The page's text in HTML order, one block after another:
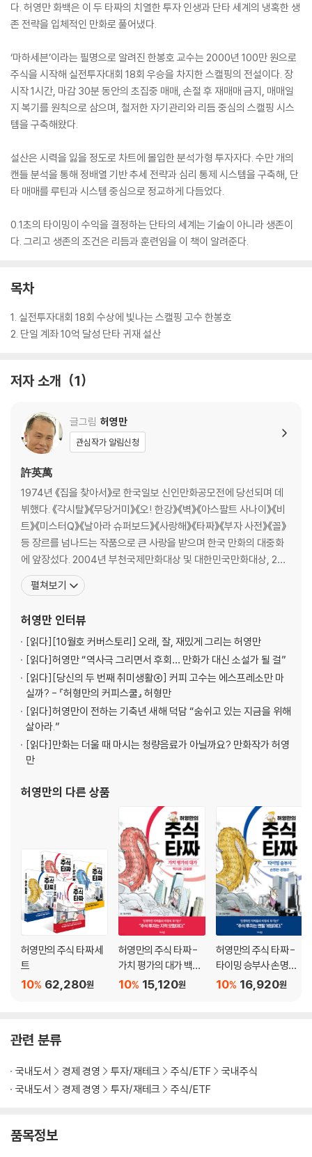
다. 허영만 화백은 이 두 타짜의 치열한 투자 인생과 단타 세계의 냉혹한 생
존 전략을 입체적인 만화로 풀어냈다.
‘마하세븐’이라는 필명으로 알려진 한봉호 교수는 2000년 100만 원으로
주식을 시작해 실전투자대회 18회 우승을 차지한 스캘핑의 전설이다. 장
시작 1시간, 마감 30분 동안의 초집중 매매, 손절 후 재매매 금지, 매매일
지 복기를 원칙으로 삼으며, 철저한 자기관리와 리듬 중심의 스캘핑 시스
템을 구축해왔다.
설산은 시력을 잃을 정도로 차트에 몰입한 분석가형 투자자다. 수만 개의
캔들 분석을 통해 정배열 기반 추세 전략과 심리 통제 시스템을 구축해, 단
타 매매를 루틴과 시스템 중심으로 정교하게 다듬었다.
0.1초의 타이밍이 수익을 결정하는 단타의 세계는 기술이 아니라 생존이
다. 그리고 생존의 조건은 리듬과 훈련임을 이 책이 알려준다.
목차
1. 실전투자대회 18회 수상에 빛나는 스캘핑 고수 한봉호
2. 단일 계좌 10억 달성 단타 귀재 설산
저자 소개 1
글그림 허영만
관심작가 알림신청
許英萬
1974년 《집을 찾아서》로 한국일보 신인만화공모전에 당선되며 데
뷔했다. 《각시탈》《무당거미》《오! 한강》《벽》《아스팔트 사나이》《비
트》《미스터Q》《날아라 슈퍼보드》《사랑해》《타짜》《부자 사전》《꼴》
등 장르를 넘나드는 작품으로 큰 사랑을 받으며 한국 만화의 대중화
에 앞장섰다. 2004년 부천국제만화대상 및 대한민국만화대상, 200
7년 제7회 고바우만화가상, 2008년 대한민국 국회대상을 수상하였
으며, 2010년 데뷔 이래 한국 만화계에 기여한 업적을 인정받아 만화
2003년 《식객 1: 맛의 시작》 출간
펼쳐보기
허영만 인터뷰
[읽다][10월호 커버스토리] 오래, 잘, 재밌게 그리는 허영만
[읽다]허영만 “역사극 그리면서 후회… 만화가 대신 소설가 될 걸”
[읽다][당신의 두 번째 취미생활④] 커피 고수는 에스프레소만 마
실까? - 『허형만의 커피스쿨』 허형만
[읽다]허영만이 전하는 기축년 새해 덕담 “숨쉬고 있는 지금을 위해
살아라.”
[읽다]만화는 더울 때 마시는 청량음료가 아닐까요? 만화작가 허영
만
허영만의 다른 상품
허영만의 주식 타짜 세
트
62,280원
10%
허영만의 주식 타짜 -
가치 평가의 대가 백지
윤·김철광15,120원
10%
허영만의 주식 타짜 -
타이밍 승부사 손명완·
성필규16,920원
10%
관련 분류
국내도서 경제 경영 투자/재테크 주식/ETF
국내주식
국내도서
경제 경영 투자/재테크 주식/ETF
품목정보